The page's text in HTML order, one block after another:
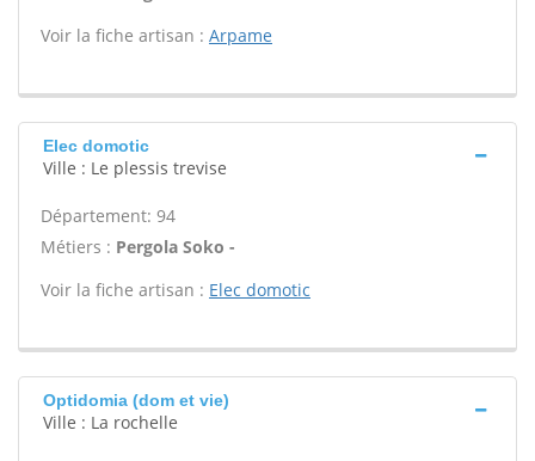
Voir la fiche artisan : Arpame
Elec domotic
Ville : Le plessis trevise
Département: 94
Métiers : Pergola Soko -
Voir la fiche artisan : Elec domotic
Optidomia (dom et vie)
Ville : La rochelle